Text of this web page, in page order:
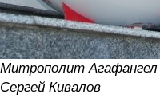
Митрополит
Сергей Кивалов